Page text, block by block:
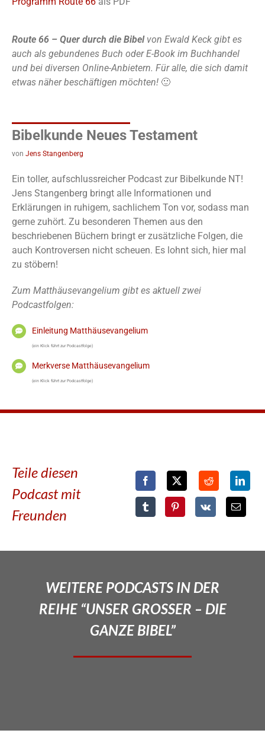
Route 66 – Quer durch die Bibel von Ewald Keck gibt es
auch als gebundenes Buch oder E-Book im Buchhandel
und bei diversen Online-Anbietern. Für alle, die sich damit
etwas näher beschäftigen möchten! 🙂
Bibelkunde Neues Testament
von Jens Stangenberg
Ein toller, aufschlussreicher Podcast zur Bibelkunde NT!
Jens Stangenberg bringt alle Informationen und
Erklärungen in ruhigem, sachlichem Ton vor, sodass man
gerne zuhört. Zu besonderen Themen aus den
beschriebenen Büchern bringt er zusätzliche Folgen, die
auch Kontroversen nicht scheuen. Es lohnt sich, hier mal
zu stöbern!
Zum Matthäusevangelium gibt es aktuell zwei
Podcastfolgen:
Einleitung Matthäusevangelium
(ein Klick führt zur Podcastfolge)
Merkverse Matthäusevangelium
(ein Klick führt zur Podcastfolge)
Teile diesen
Podcast mit
Freunden
WEITERE PODCASTS IN DER
REIHE “UNSER GROSSER – DIE
GANZE BIBEL”